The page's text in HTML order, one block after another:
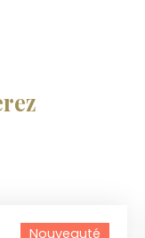
Nouveauté